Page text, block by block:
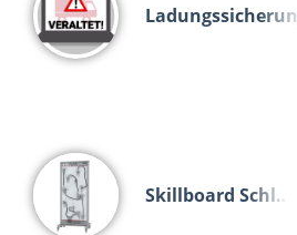
Ladungssicherung
Skillboard Schl…